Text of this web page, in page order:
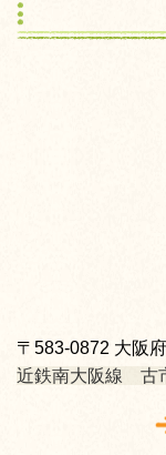
〒583-0872 大阪
近鉄南大阪線 古